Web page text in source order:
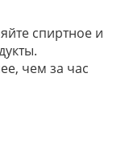
спиртное и
чем за час